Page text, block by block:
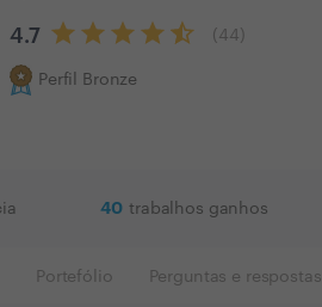
4.7 ( 44
Perfil Bronze
40 trabalhos ganhos
Portefólio Perguntas e respostas